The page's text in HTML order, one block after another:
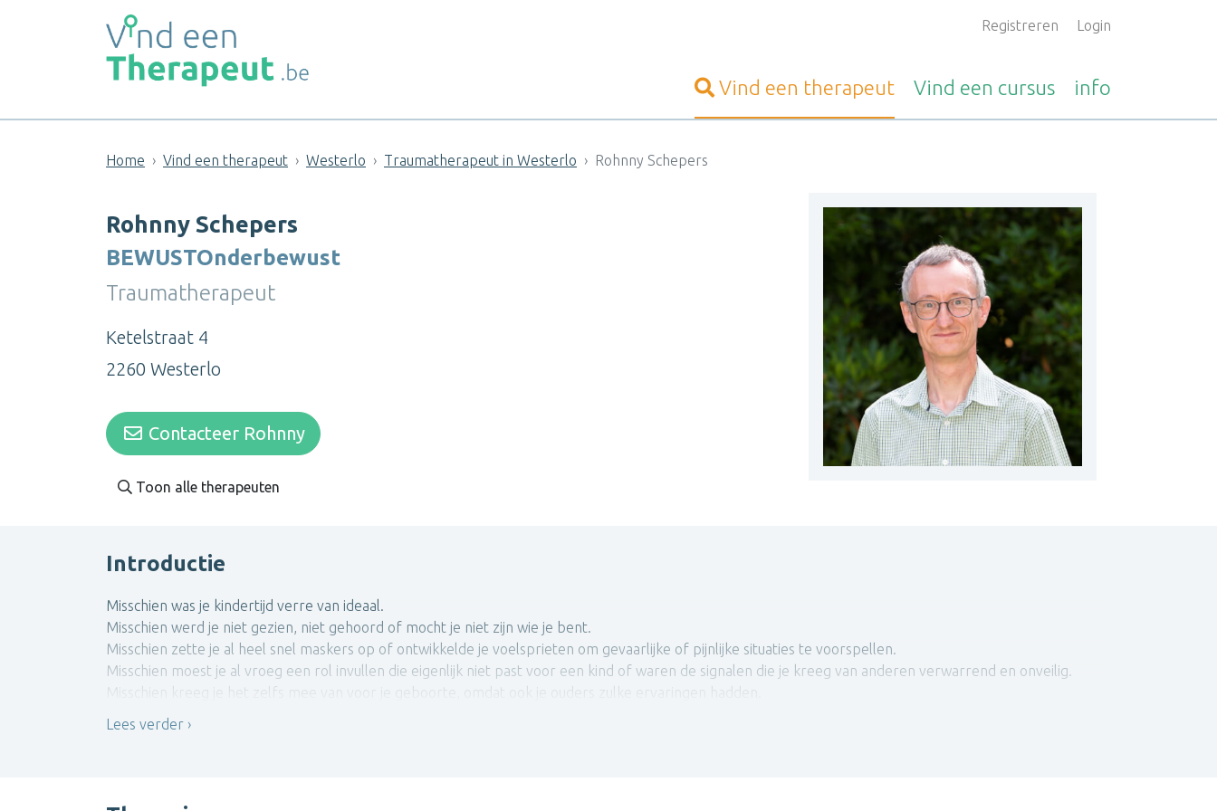
Registreren Login
Vind een therapeut Vind een cursus info
Home Vind een therapeut Westerlo Traumatherapeut in Westerlo Rohnny Schepers
Rohnny Schepers
BEWUSTOnderbewust
Traumatherapeut
Ketelstraat 4
2260 Westerlo
Contacteer Rohnny
Toon alle therapeuten
Introductie
Misschien was je kindertijd verre van ideaal.
Misschien werd je niet gezien, niet gehoord of mocht je niet zijn wie je bent.
Misschien zette je al heel snel maskers op of ontwikkelde je voelsprieten om gevaarlijke of pijnlijke situaties te voorspellen.
Misschien moest je al vroeg een rol invullen die eigenlijk niet past voor een kind of waren de signalen die je kreeg van anderen verwarrend en onveilig.
Misschien kreeg je het zelfs mee van voor je geboorte, omdat ook je ouders zulke ervaringen hadden.
Lees verder